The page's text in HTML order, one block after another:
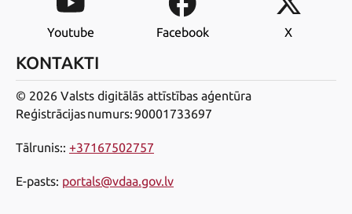
Youtube Facebook X
KONTAKTI
© 2026 Valsts digitālās attīstības aģentūra
Reģistrācijas numurs: 90001733697
Tālrunis:: +37167502757
E-pasts: portals@vdaa.gov.lv